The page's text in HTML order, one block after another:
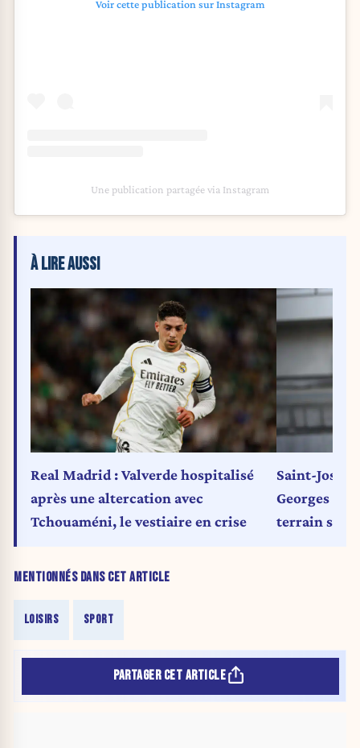
Voir cette publication sur Instagram
Une publication partagée via Instagram
MENTIONNÉS DANS CET ARTICLE
LOISIRS SPORT
À LIRE AUSSI
Real Madrid : Valverde hospitalisé
après une altercation avec
Tchouaméni, le vestiaire en crise
Saint-Josse
Georges
terrain
PARTAGER CET ARTICLE